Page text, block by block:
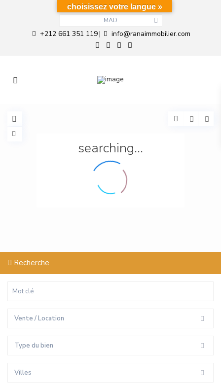
MAD
+212 661 351 119| info@ranaimmobilier.com
searching...
Recherche
Vente / Location
Type du bien
Villes
choisissez votre langue »